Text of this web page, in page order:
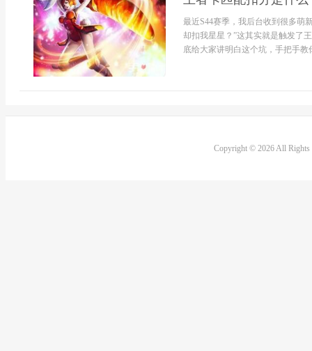
最近S44赛季，我后台收到很多萌
却扣我星星？”这其实就是触发了
底给大家讲明白这个坑，手把手教
Copyright © 2026 All